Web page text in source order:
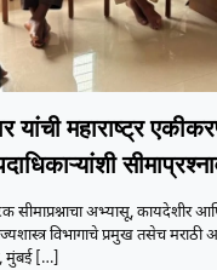
यांची महाराष्ट्र
सीमाप्रश्नाचा अभ्यासू, कायदेशीर
विभागाचे प्रमुख तसेच
मुंबई[…]